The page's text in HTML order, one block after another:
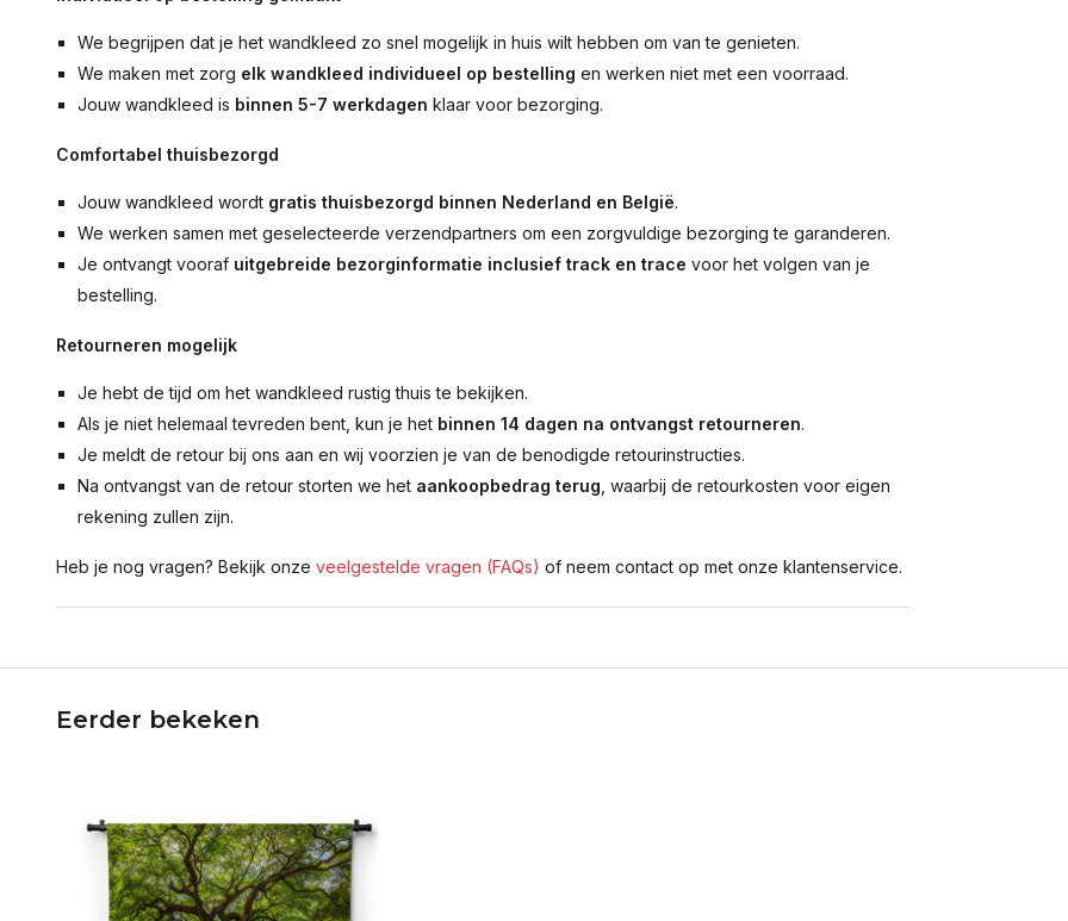
We begrijpen dat je het wandkleed zo snel mogelijk in huis wilt hebben om van te genieten.
We maken met zorg elk wandkleed individueel op bestelling en werken niet met een voorraad.
Jouw wandkleed is binnen 5-7 werkdagen klaar voor bezorging.
Comfortabel thuisbezorgd
Jouw wandkleed wordt gratis thuisbezorgd binnen Nederland en België.
We werken samen met geselecteerde verzendpartners om een zorgvuldige bezorging te garanderen.
Je ontvangt vooraf uitgebreide bezorginformatie inclusief track en trace voor het volgen van je
bestelling.
Retourneren mogelijk
Je hebt de tijd om het wandkleed rustig thuis te bekijken.
Als je niet helemaal tevreden bent, kun je het binnen 14 dagen na ontvangst retourneren.
Je meldt de retour bij ons aan en wij voorzien je van de benodigde retourinstructies.
Na ontvangst van de retour storten we het aankoopbedrag terug , waarbij de retourkosten voor eigen
rekening zullen zijn.
Heb je nog vragen? Bekijk onze veelgestelde vragen (FAQs) of neem contact op met onze klantenservice.
Eerder bekeken